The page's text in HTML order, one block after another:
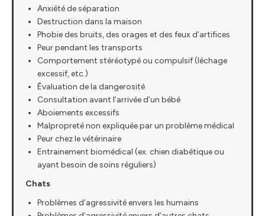
Anxiété de séparation
Destruction dans la maison
Phobie des bruits, des orages et des feux d’artifices
Peur pendant les transports
Comportement stéréotypé ou compulsif (léchage
excessif, etc.)
Évaluation de la dangerosité
Consultation avant l’arrivée d’un bébé
Aboiements excessifs
Malpropreté non expliquée par un problème médical
Peur chez le vétérinaire
Entrainement biomédical (ex. chien diabétique ou
ayant besoin de soins réguliers)
Chats
Problèmes d’agressivité envers les humains